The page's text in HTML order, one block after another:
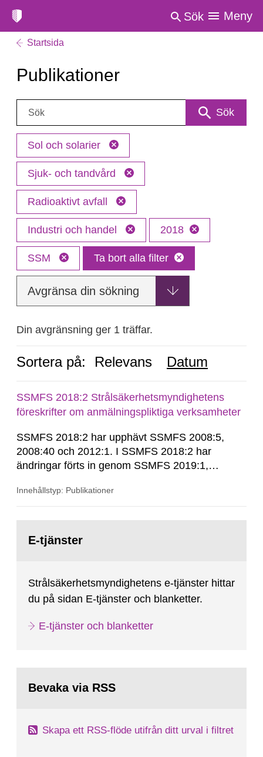
Sök Meny
Startsida
Publikationer
Sök: Sök
Sol och solarier
Sjuk- och tandvård
Radioaktivt avfall
Industri och handel 2018
SSM Ta bort alla filter
Avgränsa din sökning
Din avgränsning ger 1 träffar.
Sortera på: Relevans Datum
SSMFS 2018:2 Strålsäkerhetsmyndighetens
föreskrifter om anmälningspliktiga verksamheter
SSMFS 2018:2 har upphävt SSMFS 2008:5,
2008:40 och 2012:1. I SSMFS 2018:2 har
ändringar förts in genom SSMFS 2019:1,
Innehållstyp: Publikationer
sida:E-tjänster
Strålsäkerhetsmyndighetens e-tjänster hittar
du på sidan E-tjänster och blanketter.
E-tjänster och blanketter
Bevaka via RSS
Skapa ett RSS-flöde utifrån ditt urval i filtret